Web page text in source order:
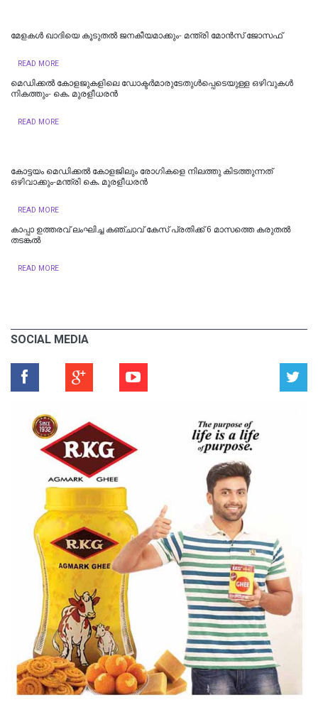
മേളകൾ ഖാദിയെ കൂടുതൽ ജനകീയമാക്കും- മന്ത്രി മോൻസ് ജോസഫ്
READ MORE
മെഡിക്കല്‍ കോളജുകളിലെ ഡോക്ടര്‍മാരുടേതുള്‍പ്പെടെയുള്ള ഒഴിവുകള്‍
നികത്തും- കെ. മുരളീധരന്‍
READ MORE
കോട്ടയം മെഡിക്കല്‍ കോളജിലും രോഗികളെ നിലത്തു കിടത്തുന്നത്
ഒഴിവാക്കും-മന്ത്രി കെ. മുരളീധരന്‍
READ MORE
കാപ്പാ ഉത്തരവ് ലംഘിച്ച കഞ്ചാവ് കേസ് പ്രതിക്ക് 6 മാസത്തെ കരുതൽ
തടങ്കൽ
READ MORE
SOCIAL MEDIA